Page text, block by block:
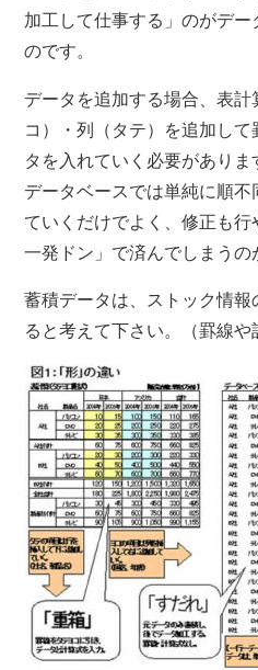
加工して仕事する」のがデ
のです。
データを追加する場合、表計
コ）・列（タテ）を追加し
タを入れていく必要があり
データベースでは単純に順
ていくだけでよく、修正も
一発ドン」で済んでしまうの
蓄積データは、ストック情
ると考えて下さい。（罫線や